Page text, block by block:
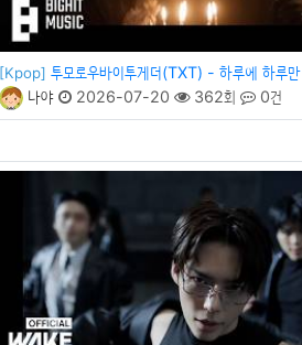
[Kpop] 투모로우바이투게더(TXT) - 하루에 하루만
나야
2026-07-20 362회 0건